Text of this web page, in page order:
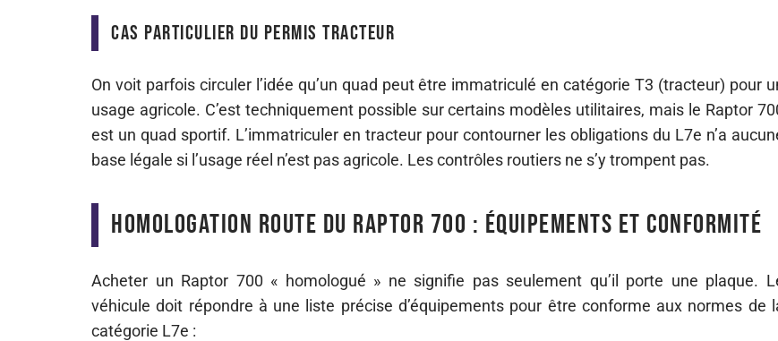
Cas particulier du permis tracteur
On voit parfois circuler l’idée qu’un quad peut être immatriculé en catégorie T3 (tracteur) pour
usage agricole. C’est techniquement possible sur certains modèles utilitaires, mais le Raptor
est un quad sportif. L’immatriculer en tracteur pour contourner les obligations du L7e n’a
base légale si l’usage réel n’est pas agricole. Les contrôles routiers ne s’y trompent pas.
Homologation route du Raptor 700 : équipements et conformité
Acheter un Raptor 700 « homologué » ne signifie pas seulement qu’il porte une plaque.
véhicule doit répondre à une liste précise d’équipements pour être conforme aux normes de
catégorie L7e :